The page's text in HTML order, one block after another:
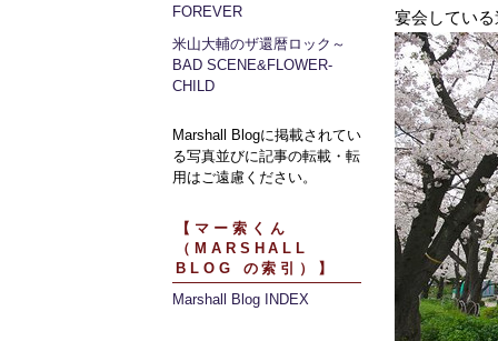
FOREVER
米山大輔のザ還暦ロック～
BAD SCENE&FLOWER-
CHILD
Marshall Blogに掲載されてい
る写真並びに記事の転載・転
用はご遠慮ください。
【マー索くん
（MARSHALL
BLOG の索引）】
Marshall Blog INDEX
宴会してい